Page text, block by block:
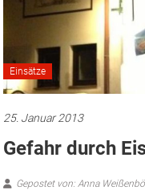
Einsätze
25. Januar 2013
Gefahr durch
Gepostet von: Anna